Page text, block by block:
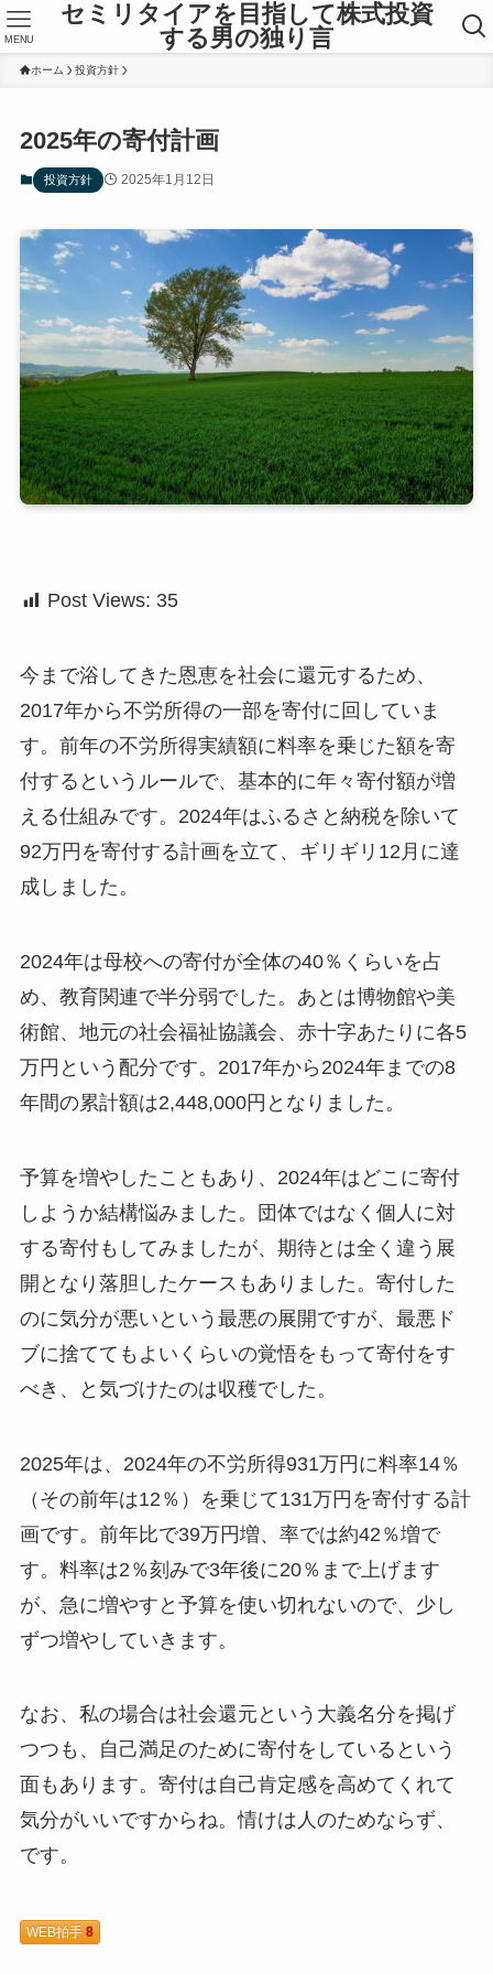
セミリタイアを目指して株式投資
する男の独り言
MENU
ホーム 投資方針
2025年の寄付計画
投資方針 2025年1月12日
Post Views: 35
今まで浴してきた恩恵を社会に還元するため、
2017年から不労所得の一部を寄付に回していま
す。前年の不労所得実績額に料率を乗じた額を寄
付するというルールで、基本的に年々寄付額が増
える仕組みです。2024年はふるさと納税を除いて
92万円を寄付する計画を立て、ギリギリ12月に達
成しました。
2024年は母校への寄付が全体の40％くらいを占
め、教育関連で半分弱でした。あとは博物館や美
術館、地元の社会福祉協議会、赤十字あたりに各5
万円という配分です。2017年から2024年までの8
年間の累計額は2,448,000円となりました。
予算を増やしたこともあり、2024年はどこに寄付
しようか結構悩みました。団体ではなく個人に対
する寄付もしてみましたが、期待とは全く違う展
開となり落胆したケースもありました。寄付した
のに気分が悪いという最悪の展開ですが、最悪ド
ブに捨ててもよいくらいの覚悟をもって寄付をす
べき、と気づけたのは収穫でした。
2025年は、2024年の不労所得931万円に料率14％
（その前年は12％）を乗じて131万円を寄付する計
画です。前年比で39万円増、率では約42％増で
す。料率は2％刻みで3年後に20％まで上げます
が、急に増やすと予算を使い切れないので、少し
ずつ増やしていきます。
なお、私の場合は社会還元という大義名分を掲げ
つつも、自己満足のために寄付をしているという
面もあります。寄付は自己肯定感を高めてくれて
気分がいいですからね。情けは人のためならず、
です。
WEB拍手 8